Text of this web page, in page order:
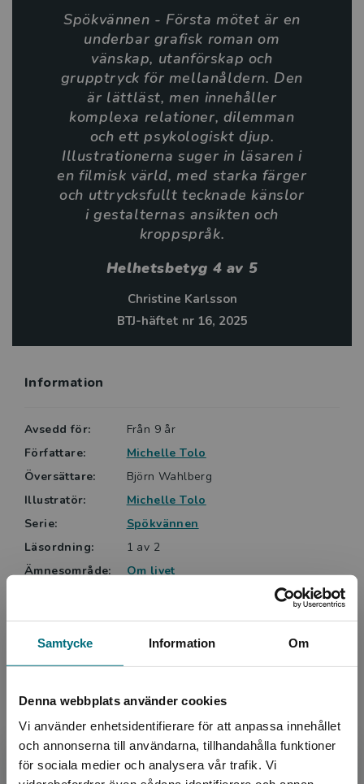
Samtycke Information Om
Denna webbplats använder cookies
Vi använder enhetsidentifierare för att anpassa innehållet
och annonserna till användarna, tillhandahålla funktioner
för sociala medier och analysera vår trafik. Vi
föredrar serieformatet. Första mötet är del ett i
serien. Boken kan också användas i klassrummet som
bredvidläsning, eller som diskussionsunderlag på
temat vänskap.
Så här skriver BTJ om Spökvännen - Första mötet:
… Spökvännen - Första mötet är en underbar grafisk
roman om vänskap, utanförskap och grupptryck för
mellanåldern. Den är lättläst, med LIX-nivå 18, men
innehåller komplexa relationer, dilemman och ett
psykologiskt djup. Illustrationerna suger in läsaren i en
filmisk värld, med starka färger och uttrycksfullt
tecknade känslor i gestalternas ansikten och
Spökvännen - Första mötet är en
underbar grafisk roman om
vänskap, utanförskap och
grupptryck för mellanåldern. Den
är lättläst, men innehåller
komplexa relationer, dilemman
och ett psykologiskt djup.
Illustrationerna suger in läsaren i
en filmisk värld, med starka färger
och uttrycksfullt tecknade känslor
i gestalternas ansikten och
kroppspråk.
Helhetsbetyg 4 av 5
Christine Karlsson
BTJ-häftet nr 16, 2025
Information
Avsedd för:
Från 9 år
Författare:
Michelle Tolo
Översättare:
Björn Wahlberg
Illustratör:
Michelle Tolo
Serie:
Spökvännen
Läsordning:
1 av 2
Ämnesområde:
Om livet
Lättlästnivå:
Nivå 4
ISBN:
9789180778558
Utgivningsår:
2025
Artikelnummer:
48125-01
Upplaga:
Första